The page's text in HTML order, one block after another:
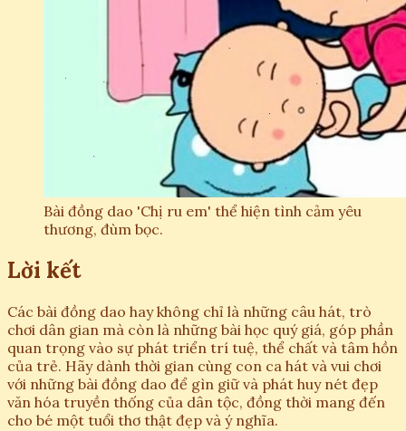
Bài đồng dao 'Chị ru em' thể hiện tình cảm yêu
thương, đùm bọc.
Lời kết
Các bài đồng dao hay không chỉ là những câu hát, trò
chơi dân gian mà còn là những bài học quý giá, góp phần
quan trọng vào sự phát triển trí tuệ, thể chất và tâm hồn
của trẻ. Hãy dành thời gian cùng con ca hát và vui chơi
với những bài đồng dao để gìn giữ và phát huy nét đẹp
văn hóa truyền thống của dân tộc, đồng thời mang đến
cho bé một tuổi thơ thật đẹp và ý nghĩa.